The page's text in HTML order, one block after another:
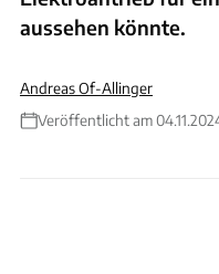
aussehen könnte.
Andreas Of-Allinger
Veröffentlicht am